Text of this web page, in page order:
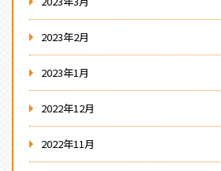
2023年2月
2023年1月
2022年12月
2022年11月